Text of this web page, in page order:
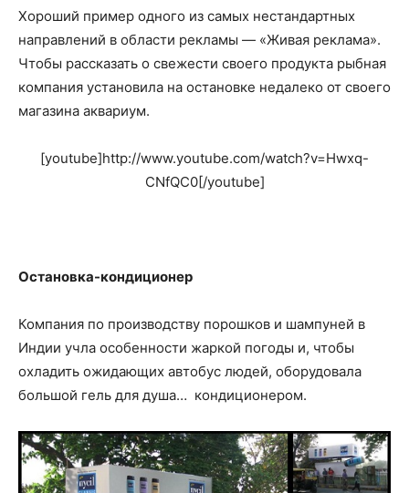
Хороший пример одного из самых нестандартных
направлений в области рекламы — «Живая реклама».
Чтобы рассказать о свежести своего продукта рыбная
компания установила на остановке недалеко от своего
магазина аквариум.
[youtube]http://www.youtube.com/watch?v=Hwxq-
CNfQC0[/youtube]
Остановка-кондиционер
Компания по производству порошков и шампуней в
Индии учла особенности жаркой погоды и, чтобы
охладить ожидающих автобус людей, оборудовала
большой гель для душа… кондиционером.